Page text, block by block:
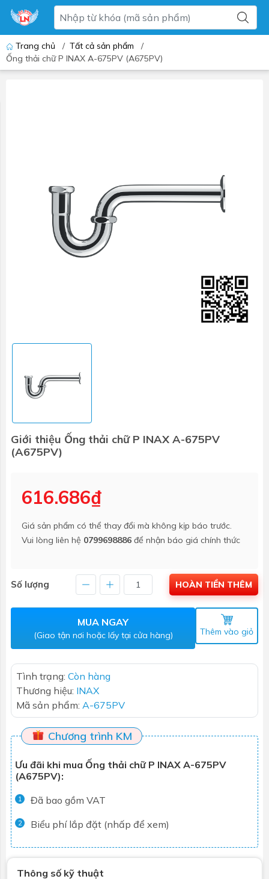
Trang chủ / Tất cả sản phẩm
/
Ống thải chữ P INAX A-675PV (A675PV)
Giới thiệu Ống thải chữ P INAX A-675PV
(A675PV)
616.686₫
Giá sản phẩm có thể thay đổi mà không kịp báo trước.
Vui lòng liên hệ 0799698886 để nhận báo giá chính thức
Số lượng HOÀN TIỀN THÊM
MUA NGAY
(Giao tận nơi hoặc lấy tại cửa hàng) Thêm vào giỏ
Tình trạng: Còn hàng
Thương hiệu: INAX
Mã sản phẩm: A-675PV
Chương trình KM
Ưu đãi khi mua Ống thải chữ P INAX A-675PV
(A675PV):
1 Đã bao gồm VAT
2 Biểu phí lắp đặt (nhấp để xem)
Thông số kỹ thuật